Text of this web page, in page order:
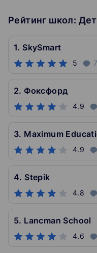
Рейтинг школ:
1. SkySmart
5
2. Фоксфорд
4.9
3. Maximum
4.9
4. Stepik
4.8
5. Lancman School
4.6